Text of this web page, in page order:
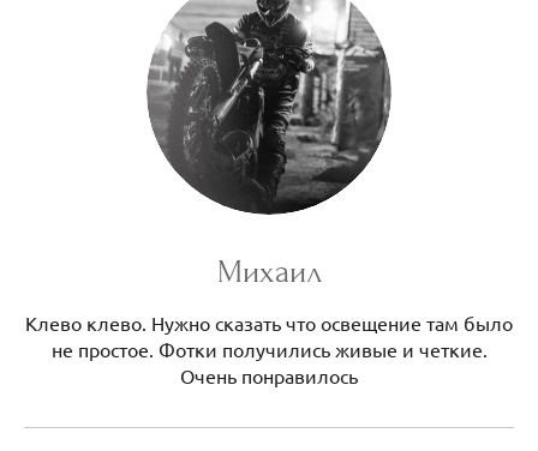
Михаил
Клево клево. Нужно сказать что освещение там было
не простое. Фотки получились живые и четкие.
Очень понравилось